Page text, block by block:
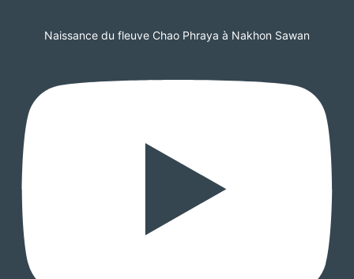
Naissance du fleuve Chao Phraya à Nakhon Sawan